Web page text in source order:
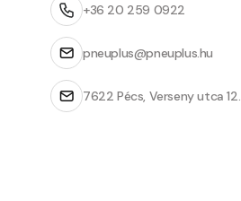
+36 20 259 0922
pneuplus@pneuplus.hu
7622 Pécs, Verseny utca 12.